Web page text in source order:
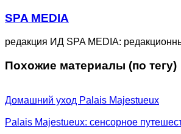
SPA MEDIA
редакция ИД SPA MEDIA:
Похожие материалы (по тегу)
Домашний уход Palais Majestueux
Palais Majestueux: сенсорное